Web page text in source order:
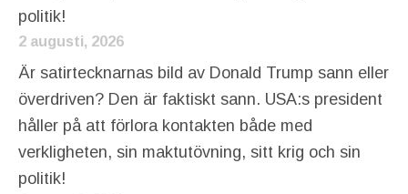
politik!
2 augusti, 2026
Är satirtecknarnas bild av Donald Trump sann eller
överdriven? Den är faktiskt sann. USA:s president
håller på att förlora kontakten både med
verkligheten, sin maktutövning, sitt krig och sin
politik!